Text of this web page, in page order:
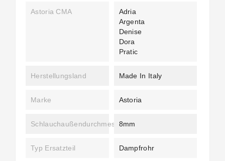
Astoria CMA
Adria
Argenta
Denise
Dora
Pratic
Herstellungsland Made In Italy
Marke Astoria
Schlauchaußendurchmesser8mm
Typ Ersatzteil Dampfrohr